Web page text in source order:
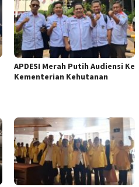
APDESI Merah Putih Audiensi Ke
Kementerian Kehutanan